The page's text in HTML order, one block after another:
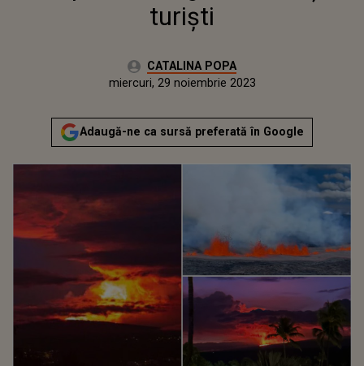
turiști
Autor:CATALINA POPA
marți, 29 noiembrie 2022
Actualizat:
miercuri, 29 noiembrie 2023
Adaugă-ne ca sursă preferată în Google